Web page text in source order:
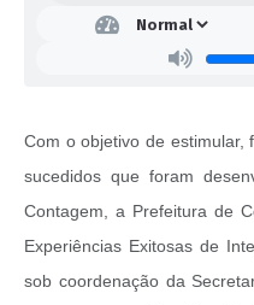
Com o objetivo de estimular,
sucedidos que foram
Contagem, a Prefeitura de
Experiências Exitosas de
sob coordenação da